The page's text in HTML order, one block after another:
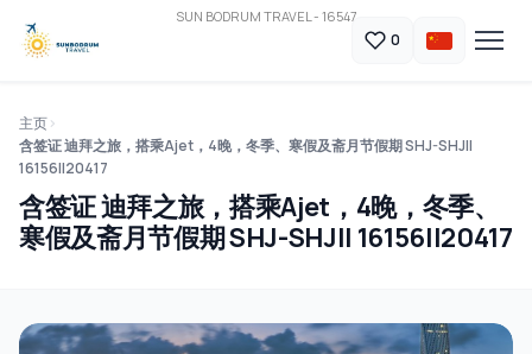
SUN BODRUM TRAVEL - 16547
0
主页
含签证 迪拜之旅，搭乘Ajet，4晚，冬季、寒假及斋月节假期 SHJ-SHJ||
16156||20417
含签证 迪拜之旅，搭乘Ajet，4晚，冬季、
寒假及斋月节假期 SHJ-SHJ|| 16156||20417